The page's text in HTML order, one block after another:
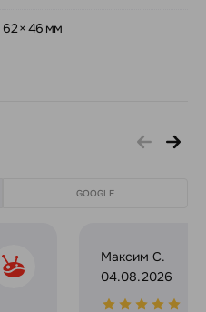
62 × 46 мм
GOOGLE
Максим С.
04.08.2026